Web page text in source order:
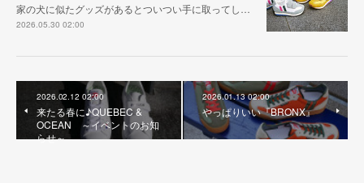
家の犬に似たグッズがあるとついつい手に取ってし…
2026.05.30 02:00
2026.02.12 02:00
来たる春に♪QUEBEC &
OCEAN ～イベントのお知
らせ～
2026.01.13 02:00
やっぱりいい『BRONX』